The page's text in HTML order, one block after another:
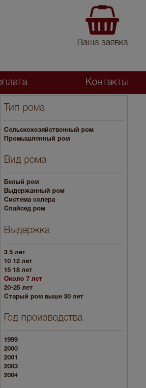
Ваша заявка
Контакты
Тип рома
Cельскохозяйственный ром
Промышленный ром
Вид рома
Белый ром
Выдержанный ром
Система солера
Спайсед ром
Выдержка
3 5 лет
10 12 лет
15 18 лет
Около 7 лет
20-25 лет
Старый ром выше 30 лет
Год производства
1999
2000
2001
2003
2004